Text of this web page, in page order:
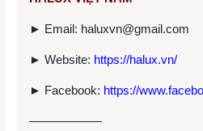
► Email: haluxvn@gmail.com
► Website: https://halux.vn/
► Facebook: https://
——————